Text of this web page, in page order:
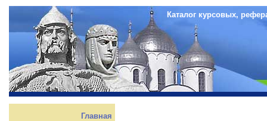
Каталог курсовых,
Главная